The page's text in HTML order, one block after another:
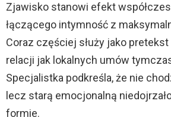
Zjawisko stanowi efekt
łączącego intymność z
Coraz częściej służy jako
relacji jak lokalnych umów
Specjalistka podkreśla, że nie
lecz starą emocjonalną
formie.